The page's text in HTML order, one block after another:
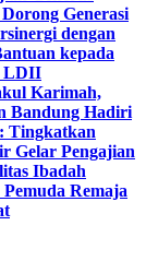
Generasi
dengan
kepada
LDII
Karimah,
Bandung Hadiri
Tingkatkan
Gelar Pengajian
Ibadah
Remaja